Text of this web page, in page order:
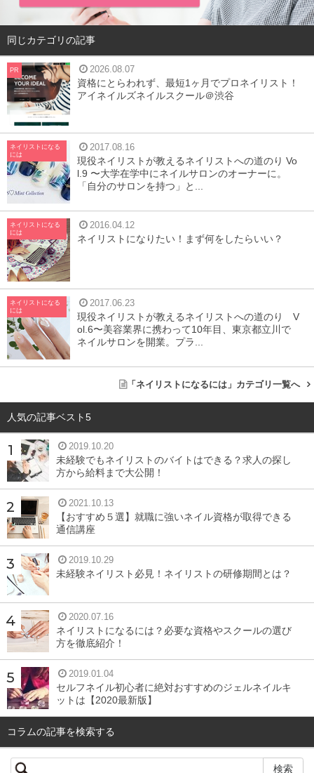
独学でネイリストの資格を取る難易度は？
いきなり全否定から入ってしまうようで心苦しいですが、
現実的な問題として、独学で簡単に取れるのはネイリスト
技能検定の3級、ジェルネイル検定の初級までではないで
しょうか。ネイリスト検定2級以上や、ジェルネイル検定
の中級以上の取得に関しては、もちろん無理ではありませ
というのも、3級は基本的なネイルケアが試験内容である
のに対し、2級はプロのネイリストとしてサロンワークを
こなせるレベルが求められるからです。
はネイルスクールでも100時間前後のカリキュラムが組ま
れる程ですので、独学だと相当な期間じっくりと腰を据え
て勉強に取り組む必要があるでしょう。
さらに1級ともなると、通信講座でも対策不可能と言われ
ています。1級の取得では通学制スクールで300時間のカ
リキュラムを修了しても合格率が6～7割程度
すから、独学でそのレベルに辿り着ける人は、本当にほん
の一握りになってしまいます。
独学が難しいとされる理由は？
同じカテゴリの記事
PR 2026.08.07
資格にとらわれず、最短1ヶ月でプロネイリスト！
アイネイルズネイルスクール＠渋谷
ネイリストになる
には
2017.08.16
現役ネイリストが教えるネイリストへの道のり Vo
l.9 〜大学在学中にネイルサロンのオーナーに。
「自分のサロンを持つ」と...
ネイリストになる
には
2016.04.12
ネイリストになりたい！まず何をしたらいい？
ネイリストになる
には
2017.06.23
現役ネイリストが教えるネイリストへの道のり V
ol.6〜美容業界に携わって10年目、東京都立川で
ネイルサロンを開業。プラ...
「ネイリストになるには」カテゴリ一覧へ
人気の記事ベスト5
2019.10.20
未経験でもネイリストのバイトはできる？求人の探し
方から給料まで大公開！
2021.10.13
【おすすめ５選】就職に強いネイル資格が取得できる
通信講座
2019.10.29
未経験ネイリスト必見！ネイリストの研修期間とは？
2020.07.16
ネイリストになるには？必要な資格やスクールの選び
方を徹底紹介！
2019.01.04
セルフネイル初心者に絶対おすすめのジェルネイルキ
ットは【2020最新版】
コラムの記事を検索する